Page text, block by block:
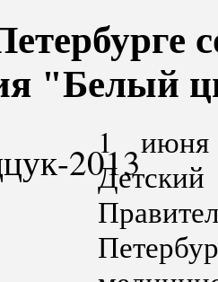
"Белый
1 июня